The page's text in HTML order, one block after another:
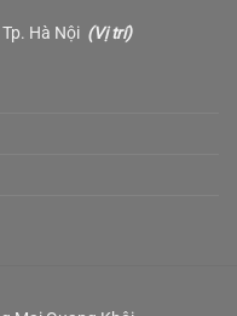
Hà Nội (Vị trí)